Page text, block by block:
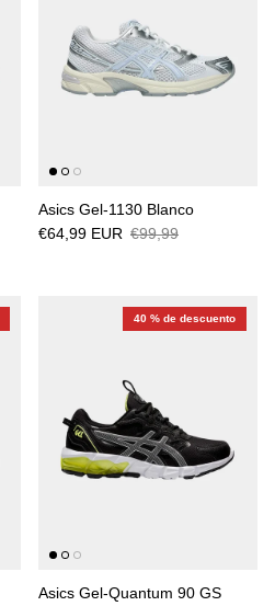
Asics Gel-1130 Blanco
€64,99 EUR €99,99
40 % de descuento
Asics Gel-Quantum 90 GS